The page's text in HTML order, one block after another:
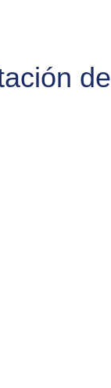
de